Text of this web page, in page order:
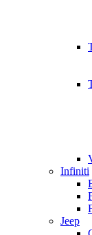
Infiniti
Jeep